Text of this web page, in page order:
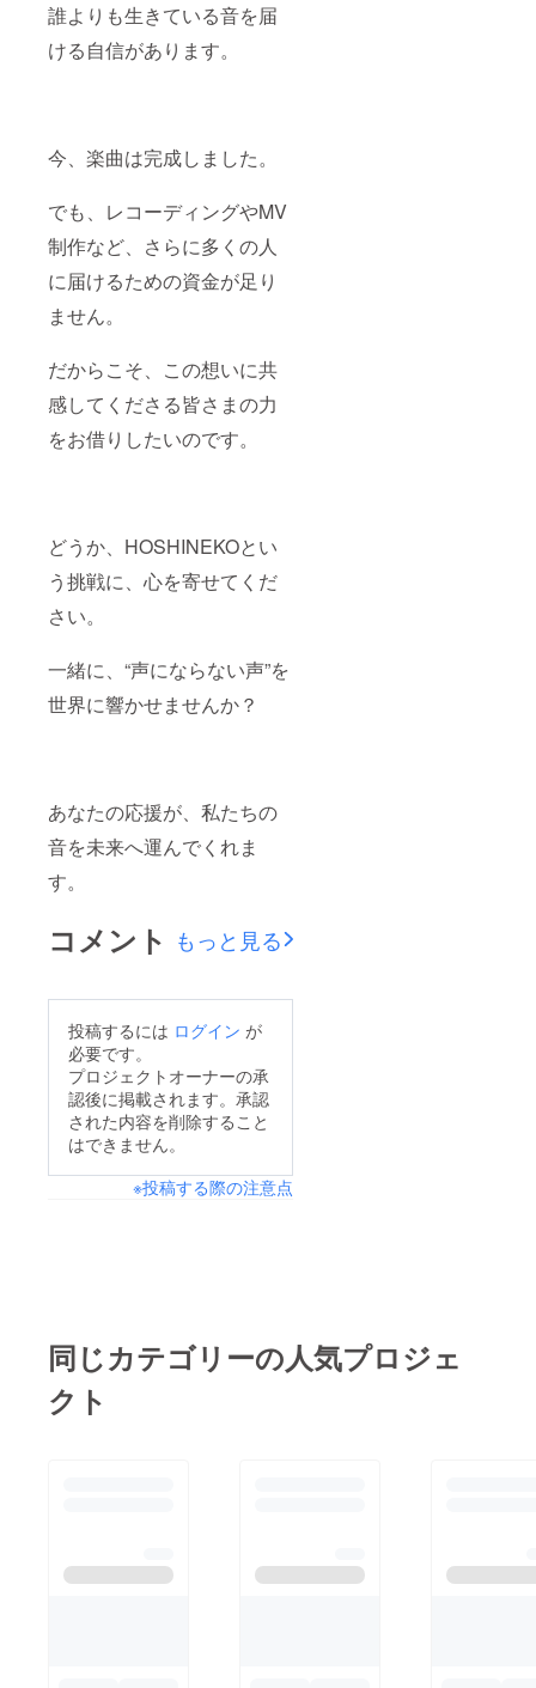
誰よりも生きている音を届
ける自信があります。
今、楽曲は完成しました。
でも、レコーディングやMV
制作など、さらに多くの人
に届けるための資金が足り
ません。
だからこそ、この想いに共
感してくださる皆さまの力
をお借りしたいのです。
どうか、HOSHINEKOとい
う挑戦に、心を寄せてくだ
さい。
一緒に、“声にならない声”を
世界に響かせませんか？
あなたの応援が、私たちの
音を未来へ運んでくれま
す。
コメント もっと見る
投稿するには ログイン が
必要です。
プロジェクトオーナーの承
認後に掲載されます。承認
された内容を削除すること
はできません。
※投稿する際の注意点
同じカテゴリーの人気プロジェ
クト